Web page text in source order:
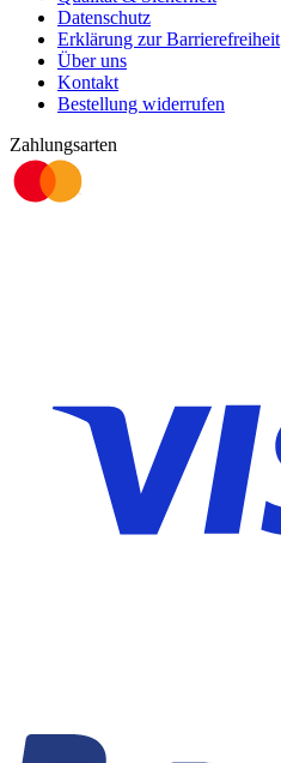
Datenschutz
Erklärung zur Barrierefreiheit
Über uns
Kontakt
Bestellung widerrufen
Zahlungsarten